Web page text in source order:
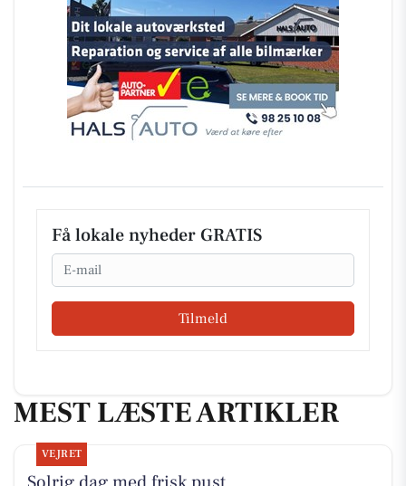
Få lokale nyheder GRATIS
Email
Tilmeld
MEST LÆSTE ARTIKLER
VEJRET